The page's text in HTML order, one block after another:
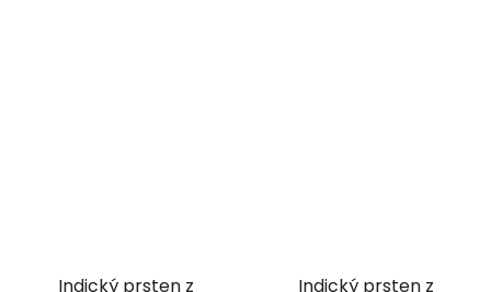
Indický prsten z
Indický prsten z